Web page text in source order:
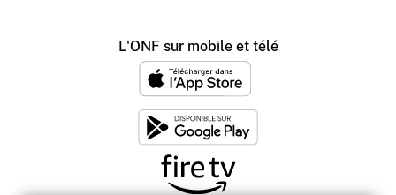
L'ONF sur mobile et télé